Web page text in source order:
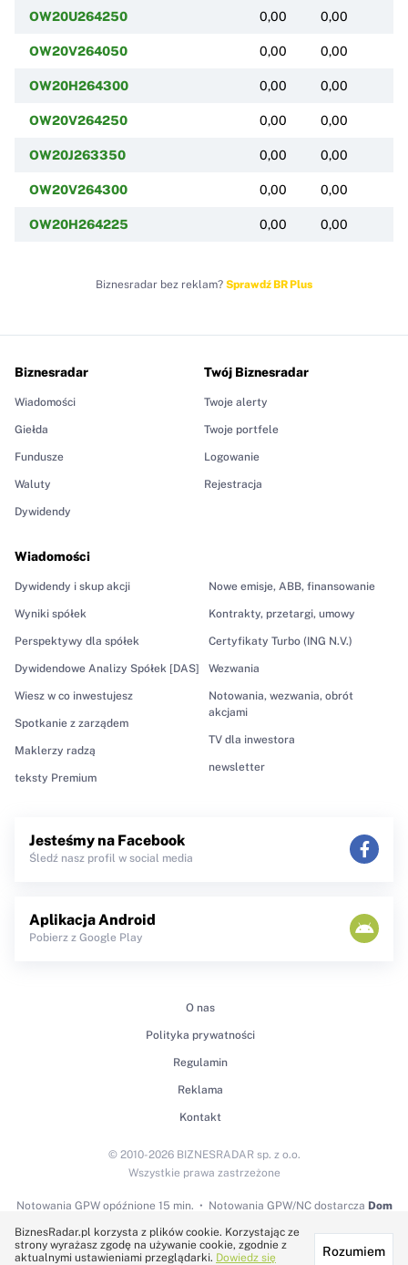
OW20U264250 0,00 0,00
OW20V264050 0,00 0,00
OW20H264300 0,00 0,00
OW20V264250 0,00 0,00
OW20J263350 0,00 0,00
OW20V264300 0,00 0,00
OW20H264225 0,00 0,00
Biznesradar bez reklam? Sprawdź BR Plus
Biznesradar
Wiadomości
Giełda
Fundusze
Waluty
Dywidendy
Wiadomości
Dywidendy i skup akcji
Wyniki spółek
Perspektywy dla spółek
Dywidendowe Analizy Spółek [DAS]
Wiesz w co inwestujesz
Spotkanie z zarządem
Maklerzy radzą
teksty Premium
Nowe emisje, ABB, finansowanie
Kontrakty, przetargi, umowy
Certyfikaty Turbo (ING N.V.)
Wezwania
Notowania, wezwania, obrót
akcjami
TV dla inwestora
newsletter
Twój Biznesradar
Twoje alerty
Twoje portfele
Logowanie
Rejestracja
Jesteśmy na Facebook
Śledź nasz profil w social media
Aplikacja Android
Pobierz z Google Play
O nas
Polityka prywatności
Regulamin
Reklama
Kontakt
Notowania GPWopóźnione 15 min. Notowania GPW/NC dostarcza Dom
© 2010-2026 BIZNESRADAR sp. z o.o.
Wszystkie prawa zastrzeżone
Technologię dostarcza:
BiznesRadar.pl korzysta z plików cookie. Korzystając ze
strony wyrażasz zgodę na używanie cookie, zgodnie z
aktualnymi ustawieniami przeglądarki. Dowiedz się
Rozumiem